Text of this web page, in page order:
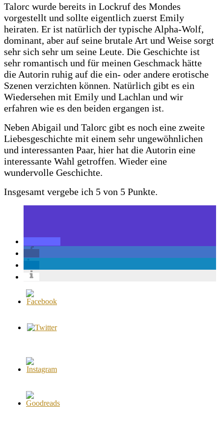
Talorc wurde bereits in Lockruf des Mondes
vorgestellt und sollte eigentlich zuerst Emily
heiraten. Er ist natürlich der typische Alpha-Wolf,
dominant, aber auf seine brutale Art und Weise sorgt
sehr sich sehr um seine Leute. Die Geschichte ist
sehr romantisch und für meinen Geschmack hätte
die Autorin ruhig auf die ein- oder andere erotische
Szenen verzichten können. Natürlich gibt es ein
Wiedersehen mit Emily und Lachlan und wir
erfahren wie es den beiden ergangen ist.
Neben Abigail und Talorc gibt es noch eine zweite
Liebesgeschichte mit einem sehr ungewöhnlichen
und interessanten Paar, hier hat die Autorin eine
interessante Wahl getroffen. Wieder eine
wundervolle Geschichte.
Insgesamt vergebe ich 5 von 5 Punkte.